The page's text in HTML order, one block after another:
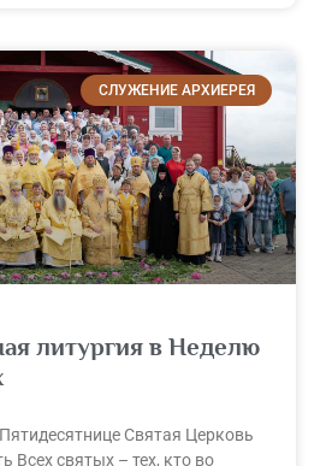
СЛУЖЕНИЕ АРХИЕРЕЯ
литургия в Неделю
Святая Церковь
Всех святых – тех, кто во